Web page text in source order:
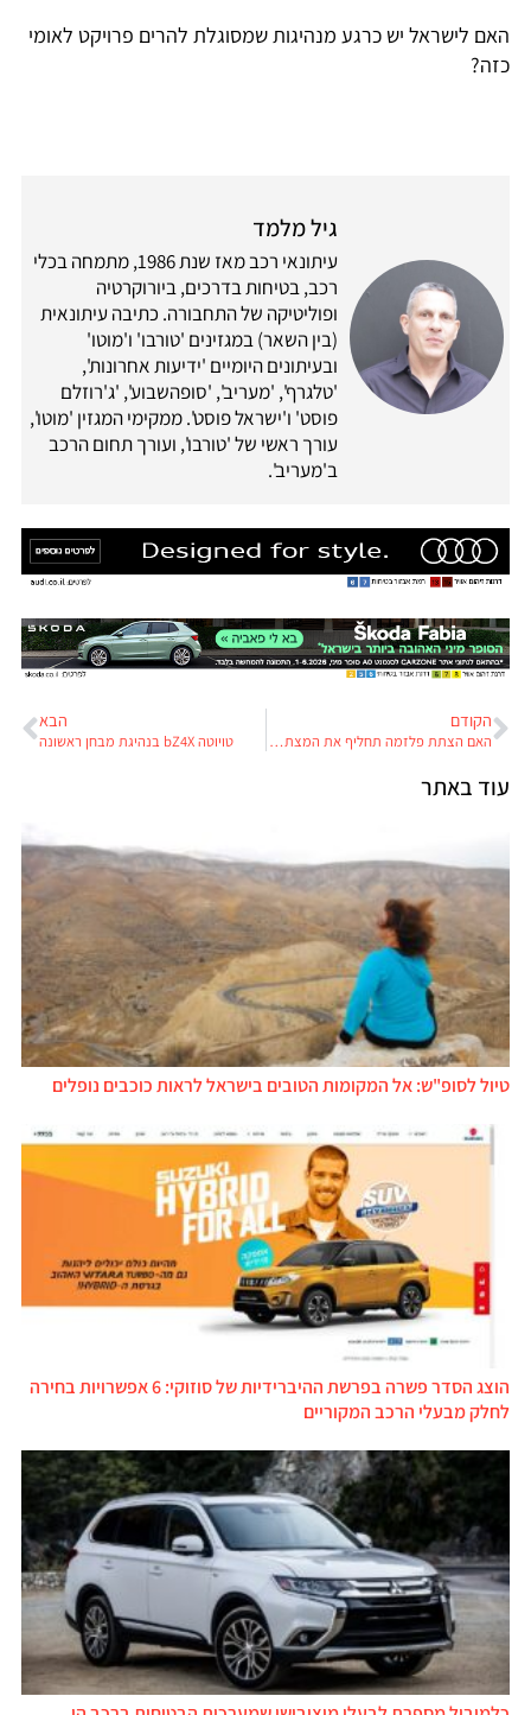
האם לישראל יש כרגע מנהיגות שמסוגלת להרים פרויקט לאומי
כזה?
גיל מלמד
עיתונאי רכב מאז שנת 1986, מתמחה בכלי
רכב, בטיחות בדרכים, ביורוקרטיה
ופוליטיקה של התחבורה. כתיבה עיתונאית
(בין השאר) במגזינים 'טורבו' ו'מוטו'
ובעיתונים היומיים 'ידיעות אחרונות',
'טלגרף', 'מעריב', 'סופהשבוע', 'ג'רוזלם
פוסט' ו'ישראל פוסט'. ממקימי המגזין 'מוטו',
עורך ראשי של 'טורבו', ועורך תחום הרכב
ב'מעריב'.
הקודם
האם הצתת פלזמה תחליף את המצתים ברכב ותגביר ב-20% את יעילות מנועי הבנזין?
הבא
טויוטה bZ4X בנהיגת מבחן ראשונה
עוד באתר
טיול לסופ"ש: אל המקומות הטובים בישראל לראות כוכבים נופלים
הוצג הסדר פשרה בפרשת ההיברידיות של סוזוקי: 6 אפשרויות בחירה
לחלק מבעלי הרכב המקוריים